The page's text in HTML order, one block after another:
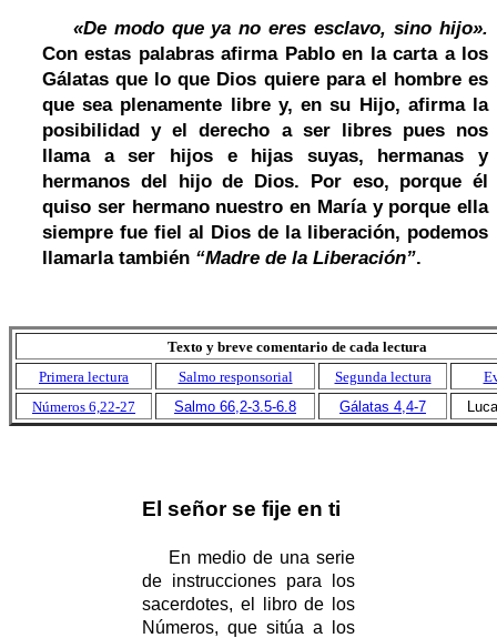
«De modo que ya no eres esclavo, sino hijo».
Con estas palabras afirma Pablo en la carta a los
Gálatas que lo que Dios quiere para el hombre es
que sea plenamente libre y, en su Hijo, afirma la
posibilidad y el derecho a ser libres pues nos
llama a ser hijos e hijas suyas, hermanas y
hermanos del hijo de Dios. Por eso, porque él
quiso ser hermano nuestro en María y porque ella
siempre fue fiel al Dios de la liberación, podemos
llamarla también “Madre de la Liberación”.
Texto y breve comentario de cada lectura
Primera lectura
Salmo responsorial Segunda lectura
Números 6,22-27 Salmo 66,2-3.5-6.8 Gálatas 4,4-7
El señor se fije en ti
En medio de una serie
de instrucciones para los
sacerdotes, el libro de los
Números, que sitúa a los